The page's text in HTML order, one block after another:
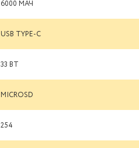
6000 МАЧ
USB TYPE-C
33 ВТ
MICROSD
254